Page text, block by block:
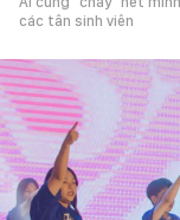
các tân sinh viên